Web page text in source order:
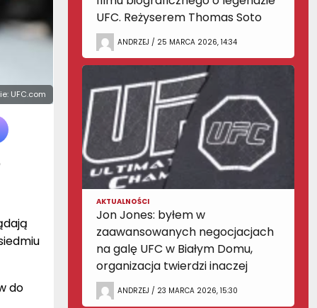
UFC.com
do
UFC. Reżyserem Thomas Soto
ANDRZEJ / 25 MARCA 2026, 14:34
AKTUALNOŚCI
Jon Jones: byłem w
zaawansowanych negocjacjach
na galę UFC w Białym Domu,
organizacja twierdzi inaczej
ANDRZEJ / 23 MARCA 2026, 15:30